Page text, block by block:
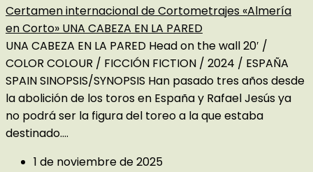
Certamen internacional de Cortometrajes «Almería
en Corto» UNA CABEZA EN LA PARED
UNA CABEZA EN LA PARED Head on the wall 20′ /
COLOR COLOUR / FICCIÓN FICTION / 2024 / ESPAÑA
SPAIN SINOPSIS/SYNOPSIS Han pasado tres años desde
la abolición de los toros en España y Rafael Jesús ya
no podrá ser la figura del toreo a la que estaba
destinado....
1 de noviembre de 2025